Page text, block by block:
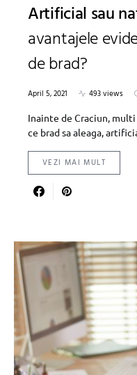
Artificial sau
avantajele
de brad?
April 5, 2021 493 views
Inainte de Craciun,
ce brad sa aleaga,
VEZI MAI MULT